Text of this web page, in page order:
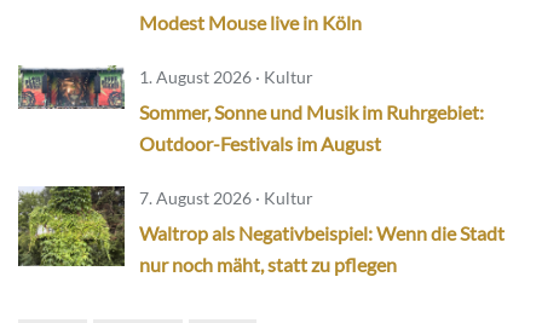
Modest Mouse live in Köln
1. August 2026 · Kultur
Sommer, Sonne und Musik im Ruhrgebiet:
Outdoor-Festivals im August
7. August 2026 · Kultur
Waltrop als Negativbeispiel: Wenn die Stadt
nur noch mäht, statt zu pflegen